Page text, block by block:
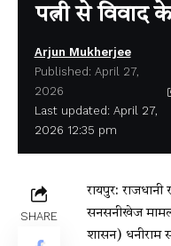
पत्नी से
Last updated: April 27,
2026 12:35 pm
Arjun Mukherjee
Published: April 27,
2026
SHARE
रायपुर:
सनसनीखेज
शासन) धनीराम